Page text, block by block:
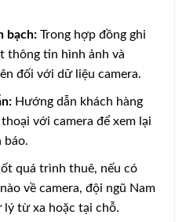
bạch:Trong hợp đồng ghi
thông tin hình ảnh và
đối với dữ liệu camera.
Hướng dẫn khách hàng
với camera để xem lại
báo.
quá trình thuê, nếu có
về camera, đội ngũ Nam
lý từ xa hoặc tại chỗ.